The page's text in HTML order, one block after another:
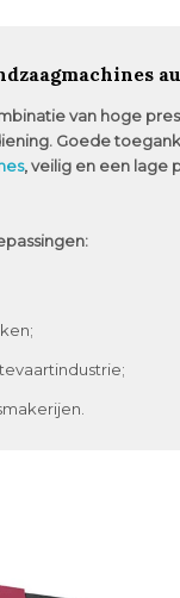
van hoge
Goede
, veilig en een lage